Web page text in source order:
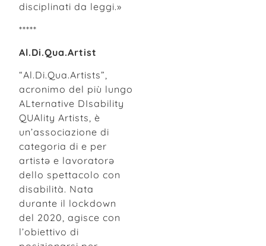
disciplinati da leggi.»
*****
Al.Di.Qua.Artist
“Al.Di.Qua.Artists”,
acronimo del più lungo
ALternative DIsability
QUAlity Artists, è
un’associazione di
categoria di e per
artistə e lavoratorə
dello spettacolo con
disabilità. Nata
durante il lockdown
del 2020, agisce con
l’obiettivo di